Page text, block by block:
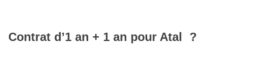
Contrat d’1 an + 1 an pour Atal ?